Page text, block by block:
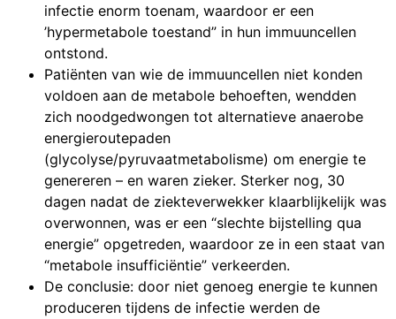
infectie enorm toenam, waardoor er een
’hypermetabole toestand” in hun immuuncellen
ontstond.
Patiënten van wie de immuuncellen niet konden
voldoen aan de metabole behoeften, wendden
zich noodgedwongen tot alternatieve anaerobe
energieroutepaden
(glycolyse/pyruvaatmetabolisme) om energie te
genereren – en waren zieker. Sterker nog, 30
dagen nadat de ziekteverwekker klaarblijkelijk was
overwonnen, was er een “slechte bijstelling qua
energie” opgetreden, waardoor ze in een staat van
“metabole insufficiëntie” verkeerden.
De conclusie: door niet genoeg energie te kunnen
produceren tijdens de infectie werden de